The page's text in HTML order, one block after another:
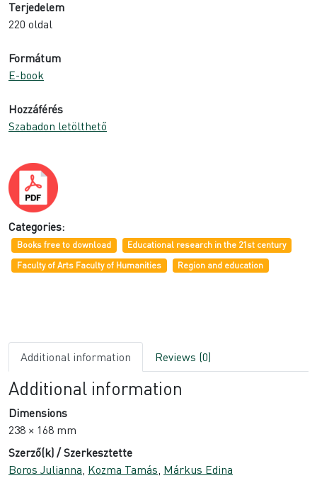
Terjedelem
220 oldal
Formátum
E-book
Hozzáférés
Szabadon letölthető
Categories:
Books free to download
Educational research in the 21st century
Faculty of Arts Faculty of Humanities
Region and education
Additional information Reviews (0)
Additional information
Dimensions
238 × 168 mm
Szerző(k) / Szerkesztette
Boros Julianna Kozma Tamás Márkus Edina